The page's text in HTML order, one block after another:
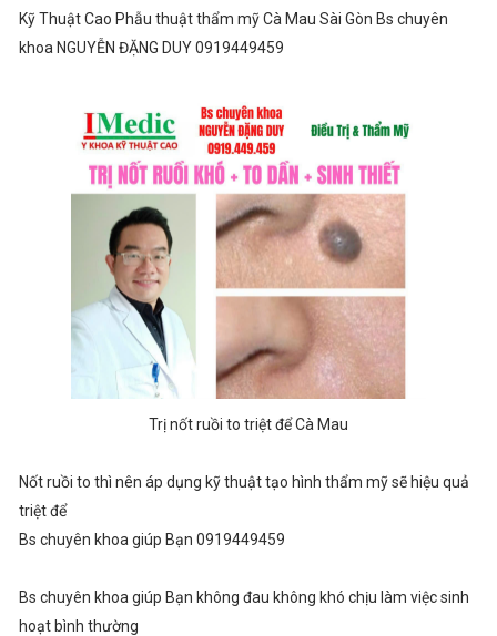
Kỹ Thuật Cao Phẫu thuật thẩm mỹ Cà Mau Sài Gòn Bs chuyên
khoa NGUYỄN ĐẶNG DUY 0919449459
Trị nốt ruồi to triệt để Cà Mau
Nốt ruồi to thì nên áp dụng kỹ thuật tạo hình thẩm mỹ sẽ hiệu quả
triệt để
Bs chuyên khoa giúp Bạn 0919449459
Bs chuyên khoa giúp Bạn không đau không khó chịu làm việc sinh
hoạt bình thường